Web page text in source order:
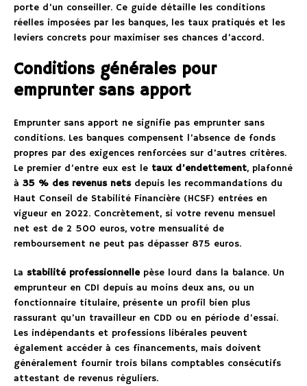
porte d’un conseiller. Ce guide détaille les conditions
réelles imposées par les banques, les taux pratiqués et les
leviers concrets pour maximiser ses chances d’accord.
Conditions générales pour
emprunter sans apport
Emprunter sans apport ne signifie pas emprunter sans
conditions. Les banques compensent l’absence de fonds
propres par des exigences renforcées sur d’autres critères.
Le premier d’entre eux est le taux d’endettement, plafonné
à 35 % des revenus netsdepuis les recommandations du
Haut Conseil de Stabilité Financière (HCSF) entrées en
vigueur en 2022. Concrètement, si votre revenu mensuel
net est de 2 500 euros, votre mensualité de
remboursement ne peut pas dépasser 875 euros.
La stabilité professionnellepèse lourd dans la balance. Un
emprunteur en CDI depuis au moins deux ans, ou un
fonctionnaire titulaire, présente un profil bien plus
rassurant qu’un travailleur en CDD ou en période d’essai.
Les indépendants et professions libérales peuvent
également accéder à ces financements, mais doivent
généralement fournir trois bilans comptables consécutifs
attestant de revenus réguliers.